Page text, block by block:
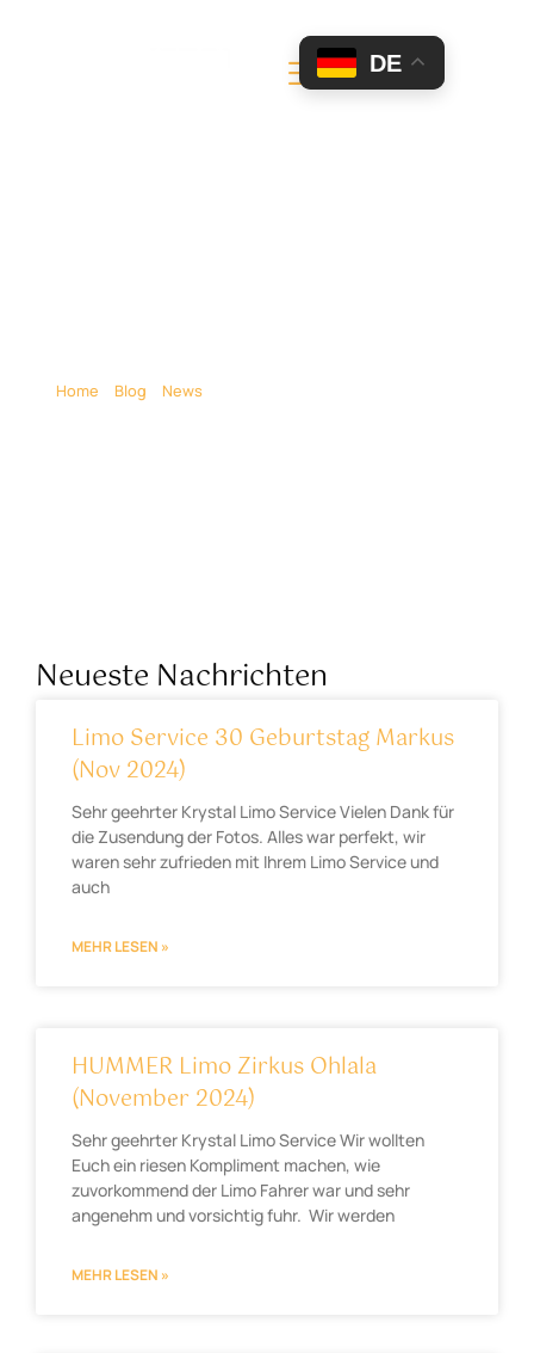
Home Blog News»
Neueste Nachrichten
Limo Service 30 Geburtstag Markus
(Nov 2024)
Sehr geehrter Krystal Limo Service Vielen Dank für
die Zusendung der Fotos. Alles war perfekt, wir
waren sehr zufrieden mit Ihrem Limo Service und
auch
MEHR LESEN »
HUMMER Limo Zirkus Ohlala
(November 2024)
Sehr geehrter Krystal Limo Service Wir wollten
Euch ein riesen Kompliment machen, wie
zuvorkommend der Limo Fahrer war und sehr
angenehm und vorsichtig fuhr. Wir werden
MEHR LESEN »
DE